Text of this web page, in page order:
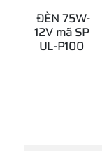
ĐÈN 75W-
12V mã SP
UL-P100